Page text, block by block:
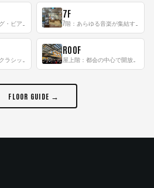
7F
ROOF
FLOOR GUIDE →